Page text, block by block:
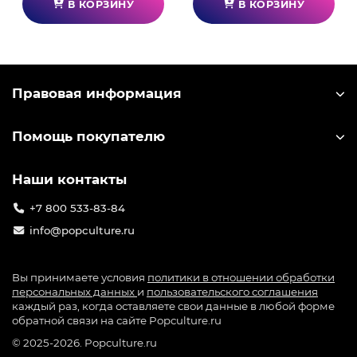
В КОРЗИНУ В КОРЗИНУ
Правовая информация
Помощь покупателю
Наши контакты
+7 800 533-83-84
info@popculture.ru
Вы принимаете условия политики в отношении обработки
персональных данных и пользовательского соглашения
каждый раз, когда оставляете свои данные в любой форме
обратной связи на сайте Popculture.ru
© 2025-2026. Popculture.ru